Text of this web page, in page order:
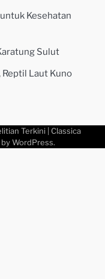
Kesehatan
Sulut
Laut Kuno
Terkini | Classica
by WordPress.